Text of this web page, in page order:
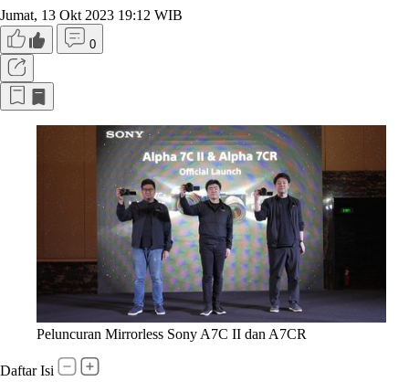
Jumat, 13 Okt 2023 19:12 WIB
0
Peluncuran Mirrorless Sony A7C II dan A7CR
Daftar Isi